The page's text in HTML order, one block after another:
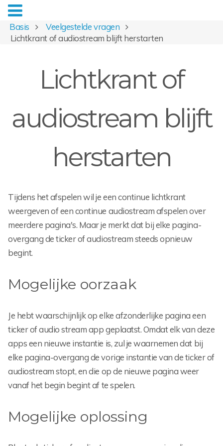
Basis
Veelgestelde vragen
Lichtkrant of audiostream blijft herstarten
Lichtkrant of
audiostream blijft
herstarten
Tijdens het afspelen wil je een continue lichtkrant
weergeven of een continue audiostream afspelen over
meerdere pagina's. Maar je merkt dat bij elke pagina-
overgang de ticker of audiostream steeds opnieuw
begint.
Mogelijke oorzaak
Je hebt waarschijnlijk op elke afzonderlijke pagina een
ticker of audio stream app geplaatst. Omdat elk van deze
apps een nieuwe instantie is, zul je waarnemen dat bij
elke pagina-overgang de vorige instantie van de ticker of
audiostream stopt, en die op de nieuwe pagina weer
vanaf het begin begint af te spelen.
Mogelijke oplossing